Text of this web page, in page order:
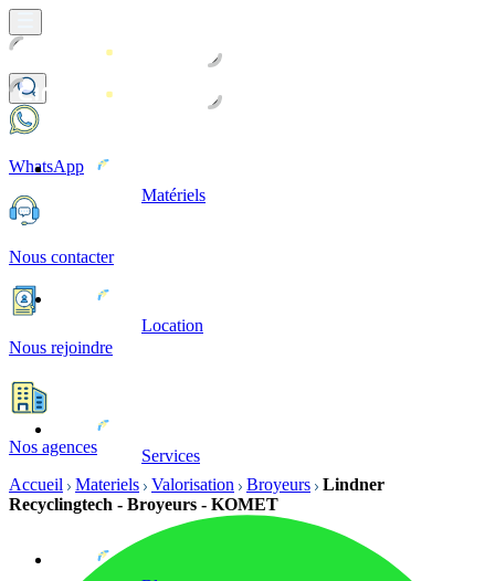
Matériels
Location
Services
WhatsApp
Nous contacter
Nous rejoindre
Nos agences
Accueil
Materiels Valorisation Broyeurs
Lindner
Recyclingtech - Broyeurs - KOMET